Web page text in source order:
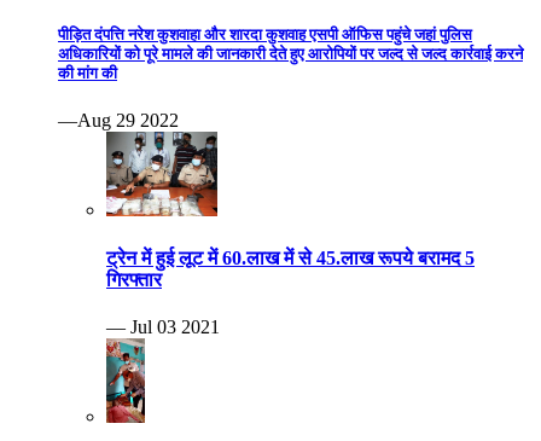
पीड़ित दंपत्ति नरेश कुशवाहा और शारदा कुशवाह एसपी ऑफिस पहुंचे जहां पुलिस
अधिकारियों को पूरे मामले की जानकारी देते हुए आरोपियों पर जल्द से जल्द कार्रवाई करने
की मांग की
—Aug 29 2022
ट्रेन में हुई लूट में 60.लाख में से 45.लाख रूपये बरामद 5
गिरफ्तार
— Jul 03 2021